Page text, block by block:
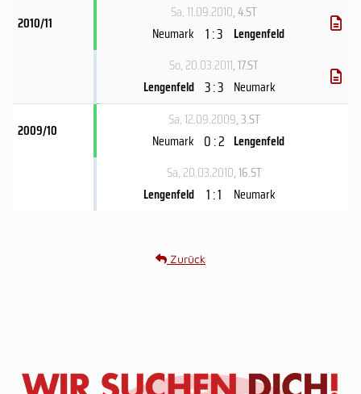
2010/11
Sa, 11.09.2010, 4.ST
Neumark 1 : 3 Lengenfeld
So, 20.03.2011, 17.ST
Lengenfeld 3 : 3 Neumark
2009/10
Sa, 12.09.2009, 3.ST
Neumark 0 : 2 Lengenfeld
Sa, 20.03.2010, 16.ST
Lengenfeld 1 : 1 Neumark
Zurück